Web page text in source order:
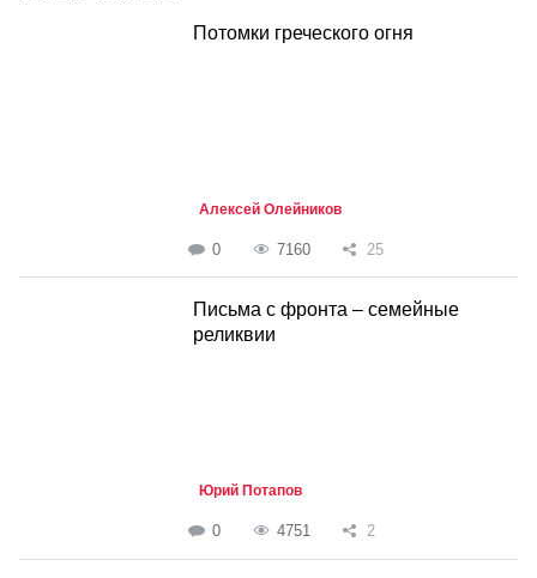
Потомки греческого огня
Алексей Олейников
0 7160 25
Письма с фронта – семейные
реликвии
Юрий Потапов
0 4751 2